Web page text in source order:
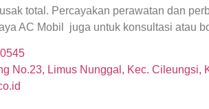
total. Percayakan perawatan dan
AC Mobil juga untuk konsultasi atau
No.23, Limus Nunggal, Kec. Cileungsi,